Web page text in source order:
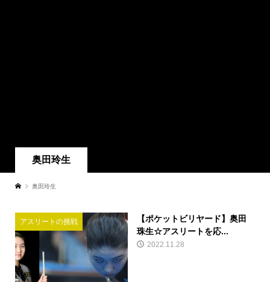
奥田玲生
奥田玲生
アスリートの挑戦
【ポケットビリヤード】奥田
珠生☆アスリートを応...
2022.11.28